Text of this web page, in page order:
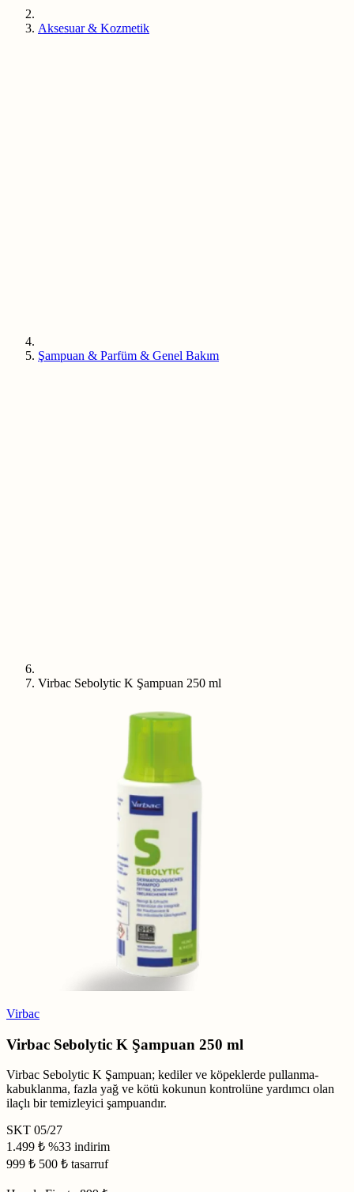
Aksesuar & Kozmetik
Şampuan & Parfüm & Genel Bakım
Virbac Sebolytic K Şampuan 250 ml
Virbac
Virbac Sebolytic K Şampuan 250 ml
Virbac Sebolytic K Şampuan; kediler ve köpeklerde pullanma-
kabuklanma, fazla yağ ve kötü kokunun kontrolüne yardımcı olan
ilaçlı bir temizleyici şampuandır.
SKT 05/27
1.499 ₺ %33 indirim
999 ₺ 500 ₺ tasarruf